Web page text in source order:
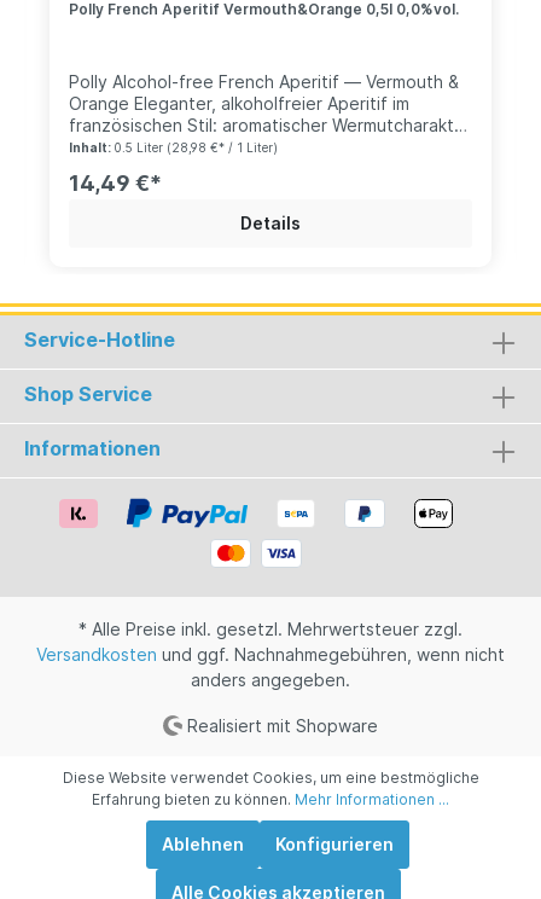
Polly French Aperitif Vermouth&Orange 0,5l 0,0%vol.
Polly Alcohol-free French Aperitif — Vermouth &
Orange Eleganter, alkoholfreier Aperitif im
französischen Stil: aromatischer Wermutcharakter
trifft auf warme Orangenaromen. Ausgewogen
Cocktails oder als stilvoller Einstieg in einen
Einstieg
Inhalt: 0.5 Liter (28,98 €* / 1 Liter)
14,49 €*
Details
Service-Hotline
Shop Service
Informationen
* Alle Preise inkl. gesetzl. Mehrwertsteuer zzgl.
Versandkosten und ggf. Nachnahmegebühren, wenn nicht
anders angegeben.
Realisiert mit Shopware
Diese Website verwendet Cookies, um eine bestmögliche
Erfahrung bieten zu können. Mehr Informationen ...
Ablehnen Konfigurieren
Alle Cookies akzeptieren